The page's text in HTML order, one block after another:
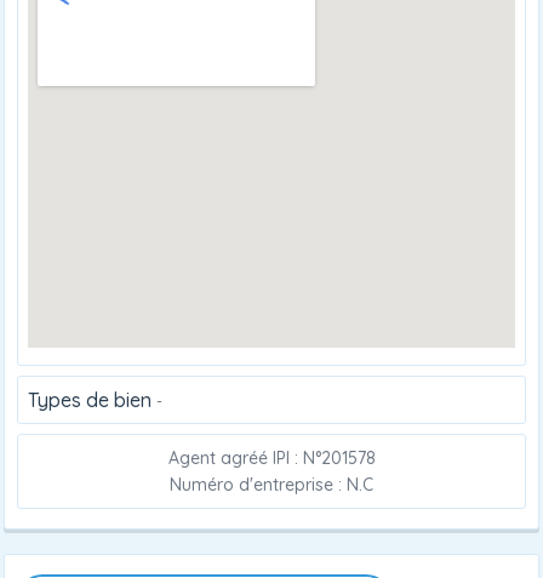
Types de bien -
Agent agréé IPI : N°201578
Numéro d'entreprise : N.C